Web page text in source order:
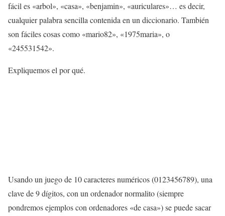
fácil es «arbol», «casa», «benjamin», «auriculares»… es decir,
cualquier palabra sencilla contenida en un diccionario. También
son fáciles cosas como «mario82», «1975maria», o
«245531542».
Expliquemos el por qué.
Usando un juego de 10 caracteres numéricos (0123456789), una
clave de 9 dígitos, con un ordenador normalito (siempre
pondremos ejemplos con ordenadores «de casa») se puede sacar